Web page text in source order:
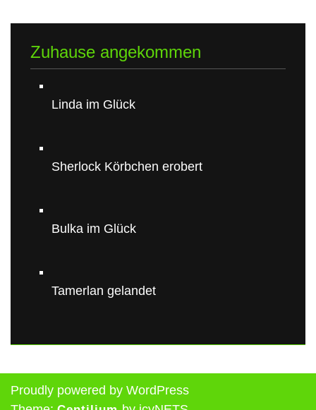
Zuhause angekommen
Linda im Glück
Sherlock Körbchen erobert
Bulka im Glück
Tamerlan gelandet
Proudly powered by WordPress